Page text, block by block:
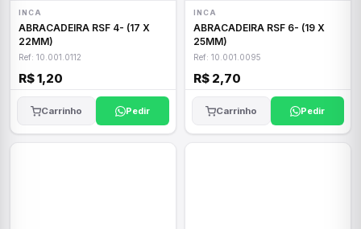
INCA
ABRACADEIRA RSF 4- (17 X
22MM)
Ref: 10.001.0112
R$ 1,20
Carrinho Pedir
INCA
ABRACADEIRA RSF 6- (19 X
25MM)
Ref: 10.001.0095
R$ 2,70
Carrinho Pedir